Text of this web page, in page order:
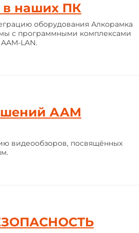
наших ПК
оборудования Алкорамка
с программными комплексами
LAN.
ААМ
видеообзоров, посвящённых